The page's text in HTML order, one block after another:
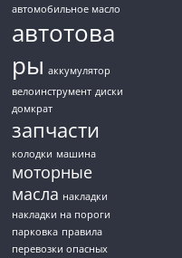
автомобильное масло
автотова
ры аккумулятор
велоинструмент диски
домкрат
запчасти
колодки машина
моторные
масла накладки
накладки на пороги
парковка правила
перевозки опасных